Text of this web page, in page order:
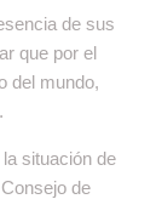
de sus
que por el
del mundo,
situación de
de